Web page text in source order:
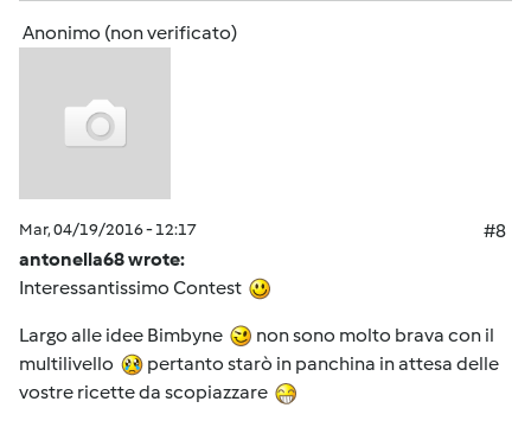
Anonimo (non verificato)
Mar, 04/19/2016 - 12:17
#8
antonella68 wrote:
Interessantissimo Contest
Largo alle idee Bimbyne
non sono molto brava con il
multilivello
pertanto starò in panchina in attesa delle
vostre ricette da scopiazzare